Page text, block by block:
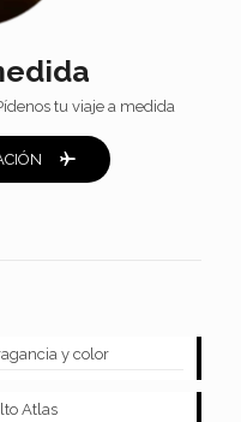
tu viaje a medida
y color
Atlas